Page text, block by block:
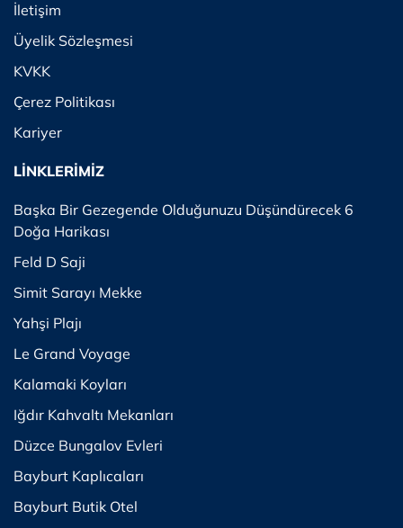
İletişim
Üyelik Sözleşmesi
KVKK
Çerez Politikası
Kariyer
LİNKLERİMİZ
Başka Bir Gezegende Olduğunuzu Düşündürecek 6
Doğa Harikası
Feld D Saji
Simit Sarayı Mekke
Yahşi Plajı
Le Grand Voyage
Kalamaki Koyları
Iğdır Kahvaltı Mekanları
Düzce Bungalov Evleri
Bayburt Kaplıcaları
Bayburt Butik Otel